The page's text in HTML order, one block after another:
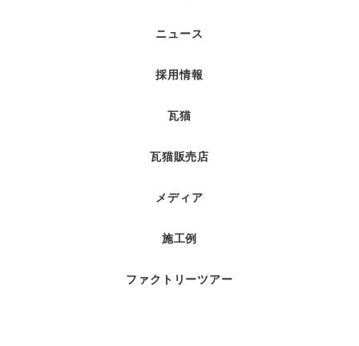
ニュース
採用情報
瓦猫
瓦猫販売店
メディア
施工例
ファクトリーツアー